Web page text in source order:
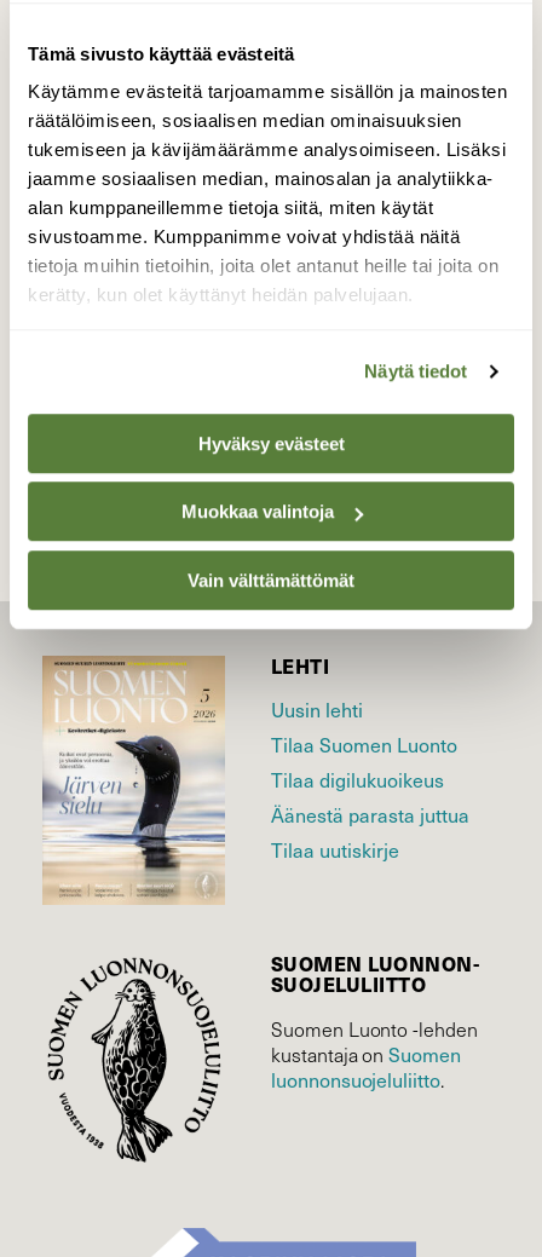
Tämä sivusto käyttää evästeitä
Käytämme evästeitä tarjoamamme sisällön ja mainosten
räätälöimiseen, sosiaalisen median ominaisuuksien
tukemiseen ja kävijämäärämme analysoimiseen. Lisäksi
jaamme sosiaalisen median, mainosalan ja analytiikka-
alan kumppaneillemme tietoja siitä, miten käytät
sivustoamme. Kumppanimme voivat yhdistää näitä
tietoja muihin tietoihin, joita olet antanut heille tai joita on
kerätty, kun olet käyttänyt heidän palvelujaan.
Näytä tiedot
Hyväksy evästeet
Muokkaa valintoja
Vain välttämättömät
Hyttynen ja lemmenpari
Kesäisen lämpimät säät ovat saaneet
sammakoiden kudun täyteen vauhtiin.
Valokuvaaja: Reijo Juurinen, Nuuksion
TAKAISIN LISTAAN
LEHTI
Uusin lehti
Tilaa Suomen Luonto
Tilaa digilukuoikeus
Äänestä parasta juttua
Tilaa uutiskirje
SUOMEN LUONNON­
SUOJELU­LIITTO
Suomen Luonto -lehden
kustantaja onSuomen
luonnonsuojelu­liitto.